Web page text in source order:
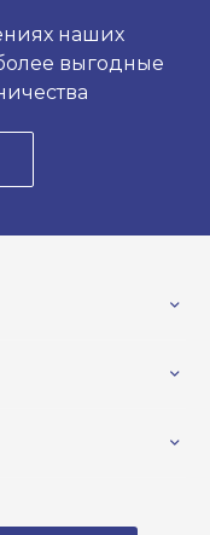
наших
выгодные